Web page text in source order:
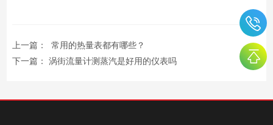
上一篇：
​ 常用的热量表都有哪些？
下一篇： 涡街流量计测蒸汽是好用的仪表吗